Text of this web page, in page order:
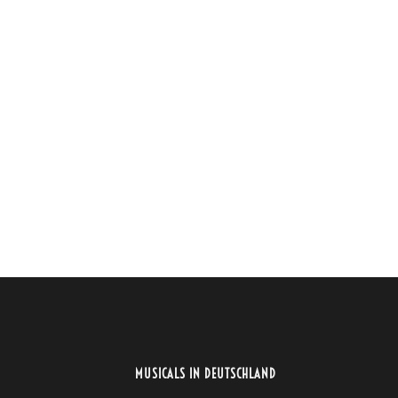
MUSICALS IN DEUTSCHLAND